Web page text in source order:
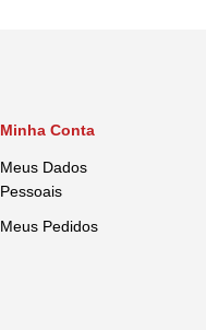
Minha Conta
Meus Dados
Pessoais
Meus Pedidos